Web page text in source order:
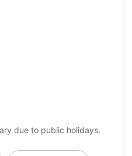
due to public holidays.